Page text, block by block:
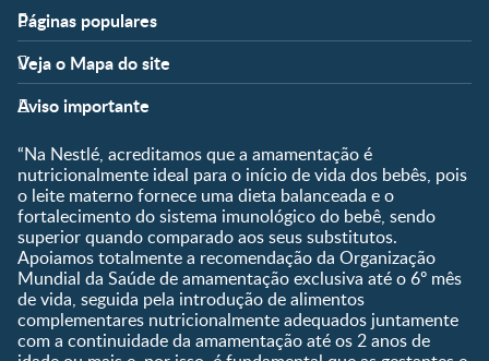
Páginas populares
Apoio
FAQ
Nossos Artigos
Fale conosco
Clube
Shopping
Compre Agora
Veja o Mapa do site
Fases
Pré-Concepção
Gravidez
Pós-Parto
0 a 5 meses
6 a 8 meses
9 a 12 meses
1 a 3 anos
Pré-escolar
Temas
Desenvolvimento
Ser Mãe e Pai
Nutrição, Alimentação e
Saúde
Aviso importante
“Na Nestlé, acreditamos que a amamentação é
nutricionalmente ideal para o início de vida dos bebês, pois
o leite materno fornece uma dieta balanceada e o
fortalecimento do sistema imunológico do bebê, sendo
superior quando comparado aos seus substitutos.
Apoiamos totalmente a recomendação da Organização
Mundial da Saúde de amamentação exclusiva até o 6º mês
de vida, seguida pela introdução de alimentos
complementares nutricionalmente adequados juntamente
com a continuidade da amamentação até os 2 anos de